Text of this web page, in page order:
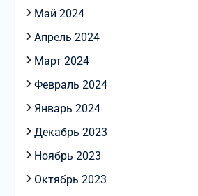
Май 2024
Апрель 2024
Март 2024
Февраль 2024
Январь 2024
Декабрь 2023
Ноябрь 2023
Октябрь 2023